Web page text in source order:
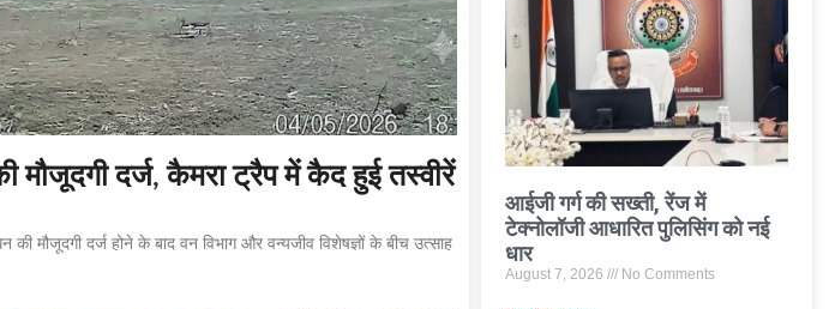
मौजूदगी दर्ज, कैमरा ट्रैप में कैद हुई तस्वीरें
की मौजूदगी दर्ज होने के बाद वन विभाग और वन्यजीव विशेषज्ञों के बीच उत्साह
आईजी गर्ग की सख्ती, रेंज में
टेक्नोलॉजी आधारित पुलिसिंग को नई
धार
August 7, 2026 No Comments